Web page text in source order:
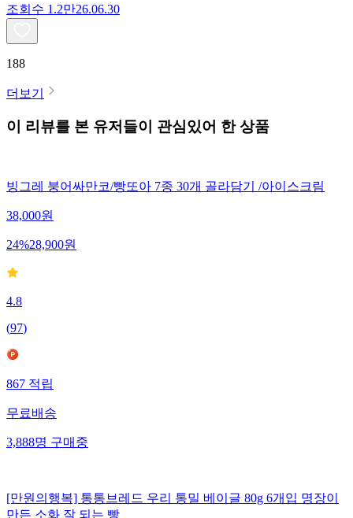
조회수 1.2만26.06.30
188
더보기
이 리뷰를 본 유저들이 관심있어 한 상품
빙그레 붕어싸만코/빵또아 7종 30개 골라담기 /아이스크림
38,000원
24%28,900원
4.8
(97)
867적립
무료배송
3,888명구매중
[만원의행복] 통통브레드 우리 통밀 베이글 80g 6개입 명장이